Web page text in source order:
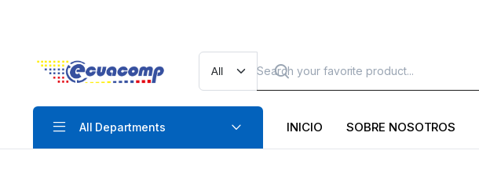
All Departments INICIO SOBRE NOSOTROS